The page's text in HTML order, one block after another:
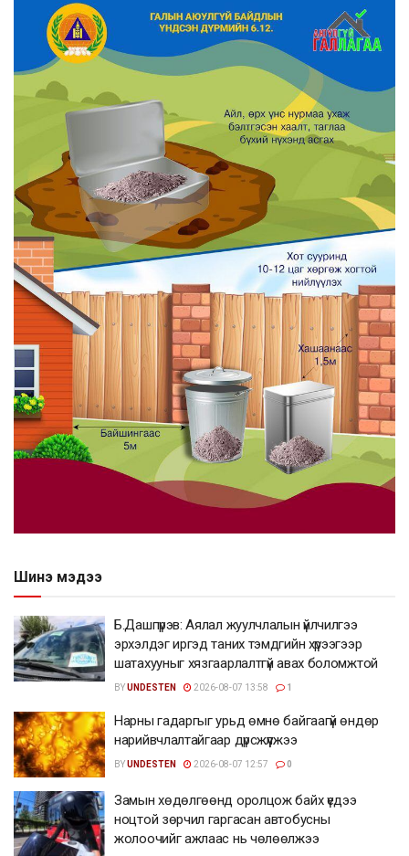
Шинэ мэдээ
Б.Дашпүрэв: Аялал жуулчлалын үйлчилгээ
эрхэлдэг иргэд таних тэмдгийн хүрээгээр
шатахууныг хязгаарлалтгүй авах боломжтой
BYUNDESTEN 2026-08-07 13:58 1
Нарны гадаргыг урьд өмнө байгаагүй өндөр
нарийвчлалтайгаар дүрсжүүлжээ
BYUNDESTEN 2026-08-07 12:57 0
Замын хөдөлгөөнд оролцож байх үедээ
ноцтой зөрчил гаргасан автобусны
жолоочийг ажлаас нь чөлөөлжээ